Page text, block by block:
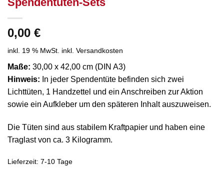
0,00 €
inkl. 19 % MwSt. inkl. Versandkosten
Maße: 30,00 x 42,00 cm (DIN A3)
Hinweis: In jeder Spendentüte befinden sich zwei
Lichttüten, 1 Handzettel und ein Anschreiben zur Aktion
sowie ein Aufkleber um den späteren Inhalt auszuweisen.
Die Tüten sind aus stabilem Kraftpapier und haben eine
Traglast von ca. 3 Kilogramm.
Lieferzeit: 7-10 Tage